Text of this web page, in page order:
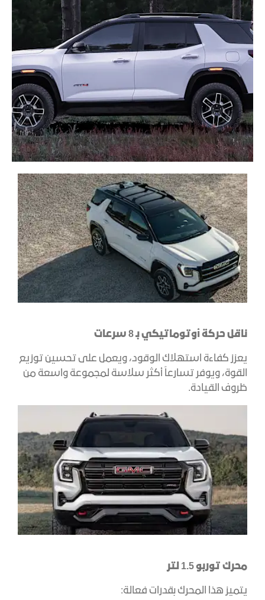
ناقل حركة أوتوماتيكي بـ 8 سرعات
يعزز كفاءة استهلاك الوقود، ويعمل على تحسين توزيع
القوة، ويوفر تسارعاً أكثر سلاسة لمجموعة واسعة من
ظروف القيادة.
محرك توربو 1.5 لتر
يتميز هذا المحرك بقدرات فعالة: